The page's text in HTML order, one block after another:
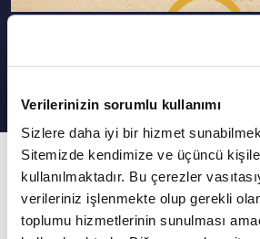
Verilerinizin sorumlu kullanımı
Sizlere daha iyi bir hizmet
Sitemizde kendimize ve üçüncü
kullanılmaktadır. Bu çerezler
verileriniz işlenmekte olup gerekli
toplumu hizmetlerinin sunulması
Oduncu |
38. Bölüm
Hikayelerle 40 Hadis'in
"Kıskançlık yapmayınız" hadisi